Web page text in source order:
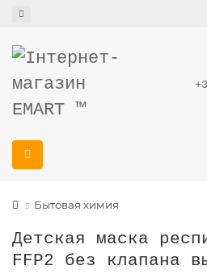
Бытовая химия
Детская маска
FFP2 без клапана